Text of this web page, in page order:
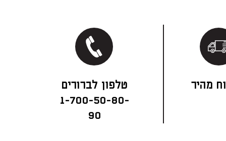
מהיר
1-700-50-80-
90